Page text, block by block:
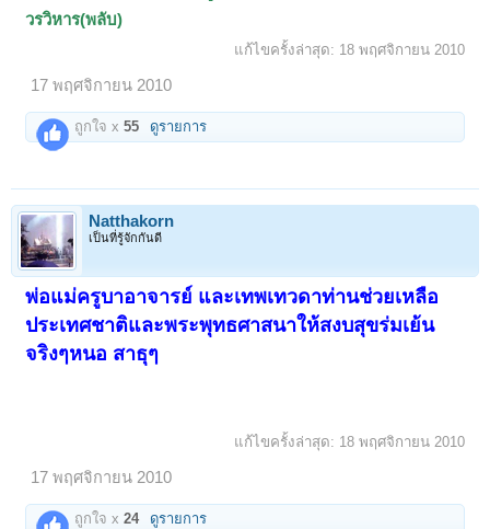
วรวิหาร(พลับ)
แก้ไขครั้งล่าสุด: 18 พฤศจิกายน 2010
17 พฤศจิกายน 2010
ถูกใจ x55 ดูรายการ
Natthakorn
เป็นที่รู้จักกันดี
พ่อแม่ครูบาอาจารย์ และเทพเทวดาท่านช่วยเหลือ
ประเทศชาติและพระพุทธศาสนาให้สงบสุขร่มเย้น
จริงๆหนอ สาธุๆ
แก้ไขครั้งล่าสุด: 18 พฤศจิกายน 2010
17 พฤศจิกายน 2010
ถูกใจ x24 ดูรายการ